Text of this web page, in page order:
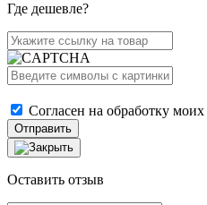
Где дешевле?
Согласен на обработку моих
Отправить
Оставить отзыв